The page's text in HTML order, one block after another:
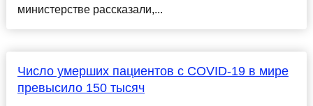
министерстве рассказали,...
Число умерших пациентов с COVID-19 в мире
превысило 150 тысяч